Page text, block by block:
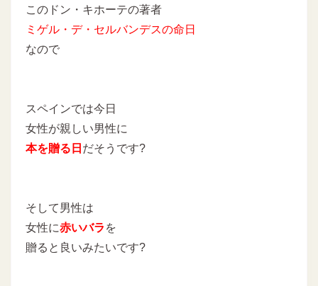
このドン・キホーテの著者
ミゲル・デ・セルバンデスの命日
なので
スペインでは今日
女性が親しい男性に
本を贈る日 だそうです?
そして男性は
女性に赤いバラ を
贈ると良いみたいです?